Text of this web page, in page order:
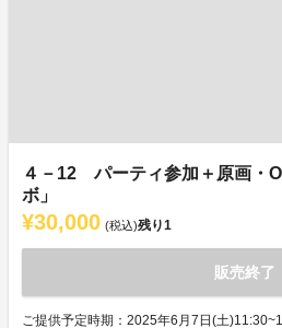
４－12 パーティ参加＋原画・
ボ」
¥30,000 (税込)残り1
販売終了
ご提供予定時期：2025年6月7日(土